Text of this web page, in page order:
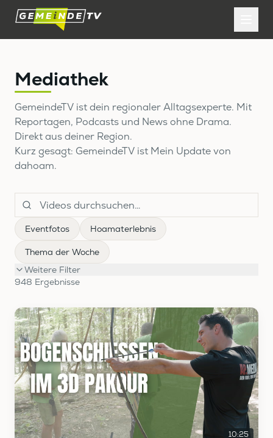
Mediathek
GemeindeTV ist dein regionaler Alltagsexperte. Mit
Reportagen, Podcasts und News ohne Drama.
Direkt aus deiner Region.
Kurz gesagt: GemeindeTV ist Mein Update von
dahoam.
Eventfotos Hoamaterlebnis
Thema der Woche
Weitere Filter
948 Ergebnisse
10:25